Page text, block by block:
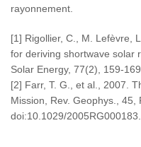
rayonnement.
[1] Rigollier, C., M. Lefèvre,
for deriving shortwave solar
Solar Energy, 77(2), 159-169.
[2] Farr, T. G., et al., 2007.
Mission, Rev. Geophys., 45,
doi:10.1029/2005RG000183.